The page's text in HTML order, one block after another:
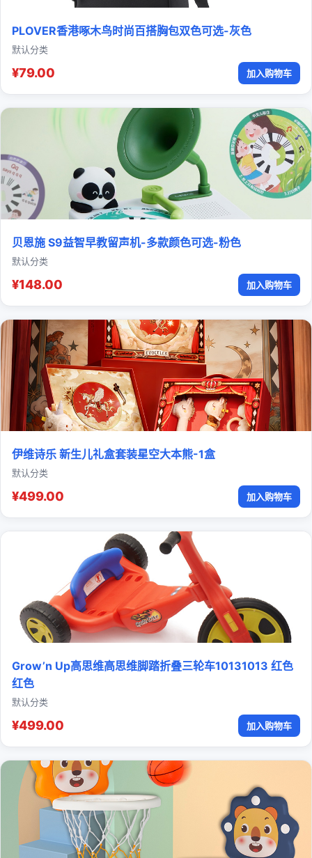
PLOVER香港啄木鸟时尚百搭胸包双色可选-灰色
默认分类
¥79.00 加入购物车
贝恩施 S9益智早教留声机-多款颜色可选-粉色
默认分类
¥148.00 加入购物车
伊维诗乐 新生儿礼盒套装星空大本熊-1盒
默认分类
¥499.00 加入购物车
Grow’n Up高思维高思维脚踏折叠三轮车10131013 红色
红色
默认分类
¥499.00 加入购物车